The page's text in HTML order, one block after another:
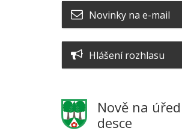
Novinky na e-mail
Hlášení rozhlasu
Nově na
desce